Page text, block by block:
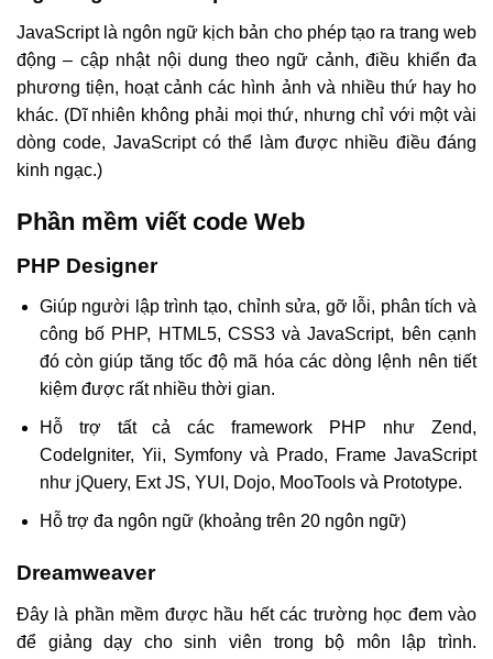
JavaScript là ngôn ngữ kịch bản cho phép tạo ra trang web
động – cập nhật nội dung theo ngữ cảnh, điều khiển đa
phương tiện, hoạt cảnh các hình ảnh và nhiều thứ hay ho
khác. (Dĩ nhiên không phải mọi thứ, nhưng chỉ với một vài
dòng code, JavaScript có thể làm được nhiều điều đáng
kinh ngạc.)
Phần mềm viết code Web
PHP Designer
Giúp người lập trình tạo, chỉnh sửa, gỡ lỗi, phân tích và
công bố PHP, HTML5, CSS3 và JavaScript, bên cạnh
đó còn giúp tăng tốc độ mã hóa các dòng lệnh nên tiết
kiệm được rất nhiều thời gian.
Hỗ trợ tất cả các framework PHP như Zend,
CodeIgniter, Yii, Symfony và Prado, Frame JavaScript
như jQuery, Ext JS, YUI, Dojo, MooTools và Prototype.
Hỗ trợ đa ngôn ngữ (khoảng trên 20 ngôn ngữ)
Dreamweaver
Đây là phần mềm được hầu hết các trường học đem vào
để giảng dạy cho sinh viên trong bộ môn lập trình.